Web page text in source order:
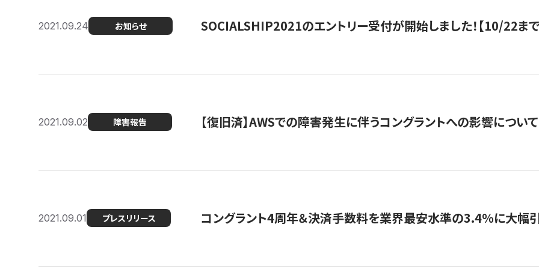
2021.09.24 お知らせ SOCIALSHIP2021のエントリー受付が開始しました！【10/22まで
2021.09.02 障害報告 【復旧済】AWSでの障害発生に伴うコングラントへの影響について
2021.09.01 プレスリリース コングラント4周年＆決済手数料を業界最安水準の3.4％に大幅